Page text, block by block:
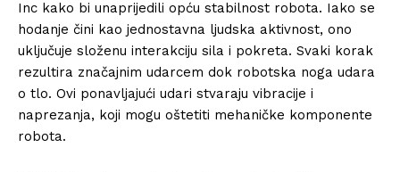
Inc kako bi unaprijedili opću stabilnost robota. Iako se
hodanje čini kao jednostavna ljudska aktivnost, ono
uključuje složenu interakciju sila i pokreta. Svaki korak
rezultira značajnim udarcem dok robotska noga udara
o tlo. Ovi ponavljajući udari stvaraju vibracije i
naprezanja, koji mogu oštetiti mehaničke komponente
robota.